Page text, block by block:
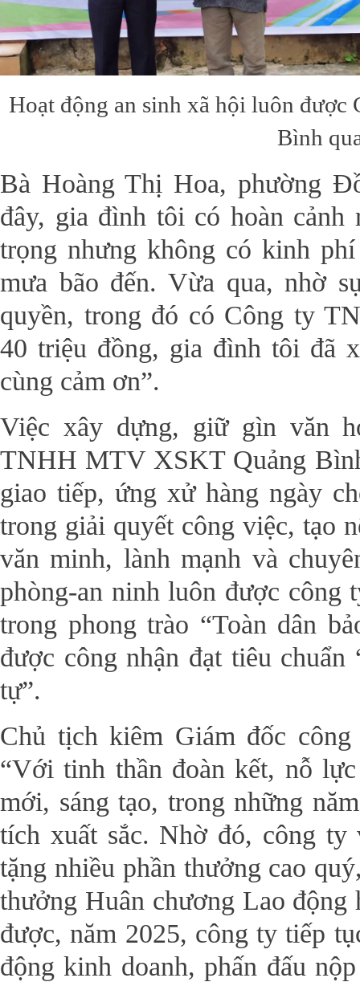
Hoạt động an sinh xã hội luôn
Bình
Bà Hoàng Thị Hoa, phường
đây, gia đình tôi có hoàn cảnh
trọng nhưng không có kinh
mưa bão đến. Vừa qua, nhờ
quyền, trong đó có Công ty
40 triệu đồng, gia đình tôi đã
cùng cảm ơn”.
Việc xây dựng, giữ gìn văn
TNHH MTV XSKT Quảng
giao tiếp, ứng xử hàng ngày
trong giải quyết công việc, tạo
văn minh, lành mạnh và
phòng-an ninh luôn được
trong phong trào “Toàn dân
được công nhận đạt tiêu
tự”.
Chủ tịch kiêm Giám đốc
“Với tinh thần đoàn kết, nỗ
mới, sáng tạo, trong những
tích xuất sắc. Nhờ đó, công
tặng nhiều phần thưởng cao
thưởng Huân chương Lao động
được, năm 2025, công ty tiếp
động kinh doanh, phấn đấu